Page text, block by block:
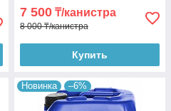
7 500 ₸/канистра
8 000 ₸/канистра
Купить
Новинка –6%